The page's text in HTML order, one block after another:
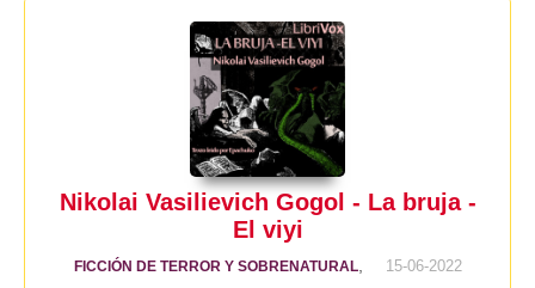
Nikolai Vasilievich Gogol - La bruja -
El viyi
FICCIÓN DE TERROR Y SOBRENATURAL, 15-06-2022